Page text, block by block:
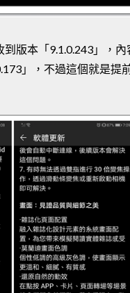
版本「9.1.0.243」，
」，不過這個就是